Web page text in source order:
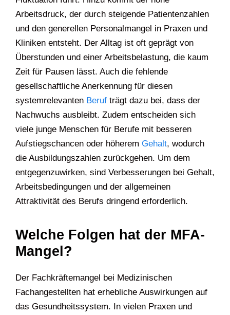
Arbeitsdruck, der durch steigende Patientenzahlen
und den generellen Personalmangel in Praxen und
Kliniken entsteht. Der Alltag ist oft geprägt von
Überstunden und einer Arbeitsbelastung, die kaum
Zeit für Pausen lässt. Auch die fehlende
gesellschaftliche Anerkennung für diesen
systemrelevanten Beruf trägt dazu bei, dass der
Nachwuchs ausbleibt. Zudem entscheiden sich
viele junge Menschen für Berufe mit besseren
Aufstiegschancen oder höherem Gehalt, wodurch
die Ausbildungszahlen zurückgehen. Um dem
entgegenzuwirken, sind Verbesserungen bei Gehalt,
Arbeitsbedingungen und der allgemeinen
Attraktivität des Berufs dringend erforderlich.
Welche Folgen hat der MFA-
Mangel?
Der Fachkräftemangel bei Medizinischen
Fachangestellten hat erhebliche Auswirkungen auf
das Gesundheitssystem. In vielen Praxen und